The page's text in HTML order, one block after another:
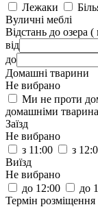
Лежаки
Вуличні меблі
Відстань до озера
від
до
Домашні тварини
Не вибрано
Ми не проти
домашніми
Заїзд
Не вибрано
з 11:00
з
Виїзд
Не вибрано
до 12:00
до
Термін розміщення